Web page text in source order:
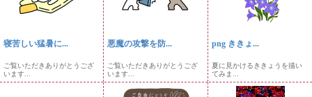
寝苦しい猛暑に...
ご覧いただきありがとうござ
います...
悪魔の攻撃を防...
ご覧いただきありがとうござ
います...
png ききょ...
夏に見かけるききょうを描い
てみま...